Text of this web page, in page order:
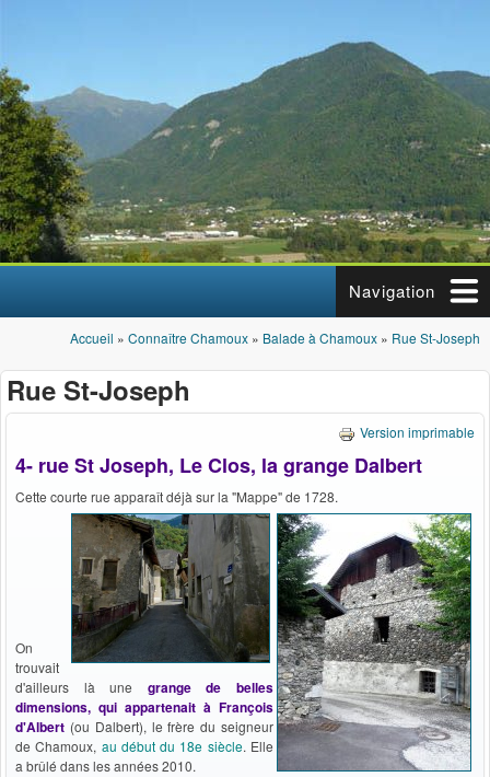
Navigation
Vous êtes ici
Accueil » Connaître Chamoux » Balade à Chamoux » Rue St-Joseph
Rue St-Joseph
Version imprimable
4- rue St Joseph, Le Clos, la grange Dalbert
Cette courte rue apparaît déjà sur la "Mappe" de 1728.
On
trouvait
d'ailleurs là une grange de belles
dimensions, qui appartenait à François
d'Albert (ou Dalbert), le frère du seigneur
de Chamoux, au début du 18e siècle. Elle
a brûlé dans les années 2010.